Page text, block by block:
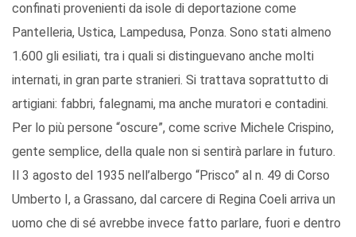
confinati provenienti da isole di deportazione come
Pantelleria, Ustica, Lampedusa, Ponza. Sono stati almeno
1.600 gli esiliati, tra i quali si distinguevano anche molti
internati, in gran parte stranieri. Si trattava soprattutto di
artigiani: fabbri, falegnami, ma anche muratori e contadini.
Per lo più persone “oscure”, come scrive Michele Crispino,
gente semplice, della quale non si sentirà parlare in futuro.
Il 3 agosto del 1935 nell’albergo “Prisco” al n. 49 di Corso
Umberto I, a Grassano, dal carcere di Regina Coeli arriva un
uomo che di sé avrebbe invece fatto parlare, fuori e dentro